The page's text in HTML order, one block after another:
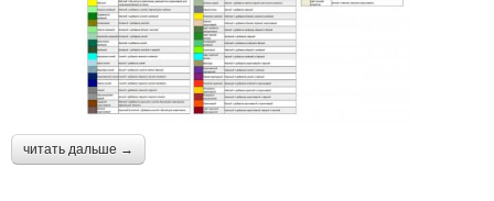
читать дальше →